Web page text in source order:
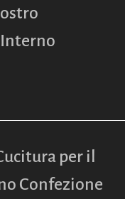
per il
Confezione